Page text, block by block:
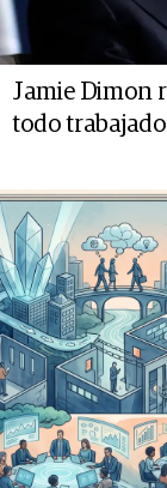
Jamie Dimon
todo